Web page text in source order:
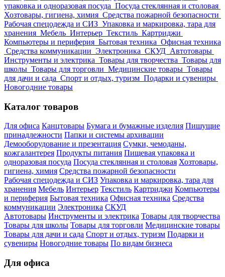
упаковка и одноразовая посуда Посуда стеклянная и столовая
Хозтовары, гигиена, химия Средства пожарной безопасности
Рабочая спецодежда и СИЗ Упаковка и маркировка, тара для
хранения Мебель Интерьер Текстиль Картриджи
Компьютеры и периферия Бытовая техника Офисная техника
Средства коммуникации Электроника СКУД Автотовары
Инструменты и электрика Товары для творчества Товары для
школы Товары для торговли Медицинские товары Товары
для дачи и сада Спорт и отдых, туризм Подарки и сувениры
Новогодние товары
Каталог товаров
Для офиса Канцтовары Бумага и бумажные изделия Пишущие
принадлежности Папки и системы архивации
Демооборудование и презентация Сумки, чемоданы,
кожгалантерея Продукты питания Пищевая упаковка и
одноразовая посуда Посуда стеклянная и столовая Хозтовары,
гигиена, химия Средства пожарной безопасности
Рабочая спецодежда и СИЗ Упаковка и маркировка, тара для
хранения Мебель Интерьер Текстиль Картриджи Компьютеры
и периферия Бытовая техника Офисная техника Средства
коммуникации Электроника СКУД
Автотовары Инструменты и электрика Товары для творчества
Товары для школы Товары для торговли Медицинские товары
Товары для дачи и сада Спорт и отдых, туризм Подарки и
сувениры Новогодние товары По видам бизнеса
Для офиса